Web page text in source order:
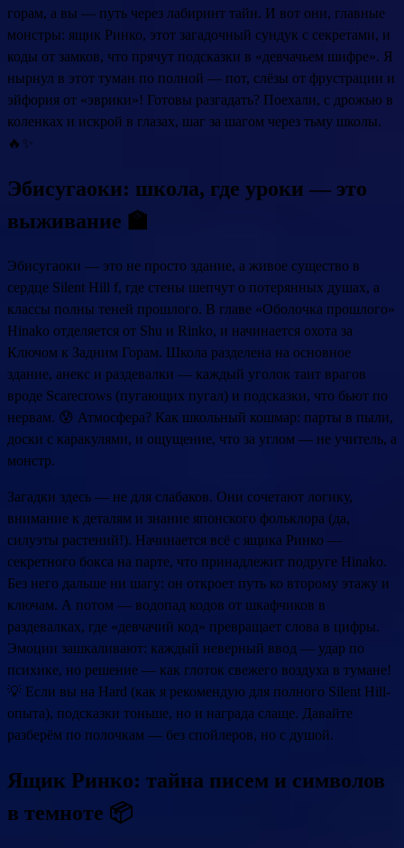
горам, а вы — путь через лабиринт тайн. И вот они, главные
монстры: ящик Ринко, этот загадочный сундук с секретами, и
коды от замков, что прячут подсказки в «девчачьем шифре». Я
нырнул в этот туман по полной — пот, слёзы от фрустрации и
эйфория от «эврики»! Готовы разгадать? Поехали, с дрожью в
коленках и искрой в глазах, шаг за шагом через тьму школы.
🔥✨
Эбисугаоки: школа, где уроки — это
выживание 🏫
Эбисугаоки — это не просто здание, а живое существо в
сердце Silent Hill f, где стены шепчут о потерянных душах, а
классы полны теней прошлого. В главе «Оболочка прошлого»
Hinako отделяется от Shu и Rinko, и начинается охота за
Ключом к Задним Горам. Школа разделена на основное
здание, анекс и раздевалки — каждый уголок таит врагов
вроде Scarecrows (пугающих пугал) и подсказки, что бьют по
нервам. 😰 Атмосфера? Как школьный кошмар: парты в пыли,
доски с каракулями, и ощущение, что за углом — не учитель, а
монстр.
Загадки здесь — не для слабаков. Они сочетают логику,
внимание к деталям и знание японского фольклора (да,
силуэты растений!). Начинается всё с ящика Ринко —
секретного бокса на парте, что принадлежит подруге Hinako.
Без него дальше ни шагу: он откроет путь ко второму этажу и
ключам. А потом — водопад кодов от шкафчиков в
раздевалках, где «девчачий код» превращает слова в цифры.
Эмоции зашкаливают: каждый неверный ввод — удар по
психике, но решение — как глоток свежего воздуха в тумане!
💡 Если вы на Hard (как я рекомендую для полного Silent Hill-
опыта), подсказки тоньше, но и награда слаще. Давайте
разберём по полочкам — без спойлеров, но с душой.
Ящик Ринко: тайна писем и символов
в темноте 📦